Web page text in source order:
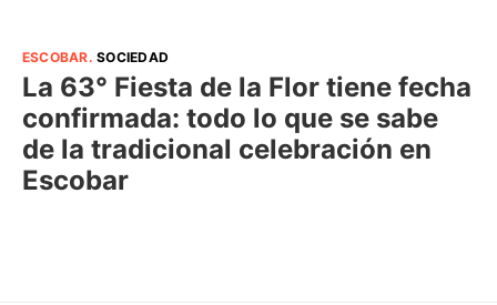
ESCOBAR.SOCIEDAD
La 63° Fiesta de la Flor tiene fecha
confirmada: todo lo que se sabe
de la tradicional celebración en
Escobar